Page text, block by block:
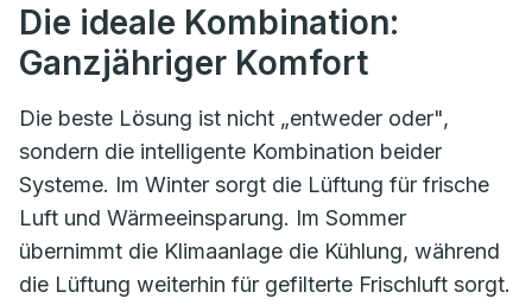
Die ideale Kombination:
Ganzjähriger Komfort
Die beste Lösung ist nicht „entweder oder",
sondern die intelligente Kombination beider
Systeme. Im Winter sorgt die Lüftung für frische
Luft und Wärmeeinsparung. Im Sommer
übernimmt die Klimaanlage die Kühlung, während
die Lüftung weiterhin für gefilterte Frischluft sorgt.